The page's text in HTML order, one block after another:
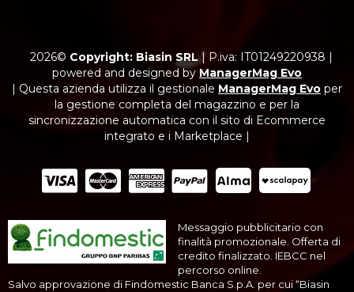
2026© Copyright: Biasin SRL| P.iva: IT01249220938 |
powered and designed by ManagerMag Evo
| Questa azienda utilizza il gestionale ManagerMag Evo per
la gestione completa del magazzino e per la
sincronizzazione automatica con il sito di Ecommerce
integrato e i Marketplace |
Messaggio pubblicitario con
finalità promozionale. Offerta di
credito finalizzato. IEBCC nel
percorso online.
Salvo approvazione di Findomestic Banca S.p.A. per cui “Biasin